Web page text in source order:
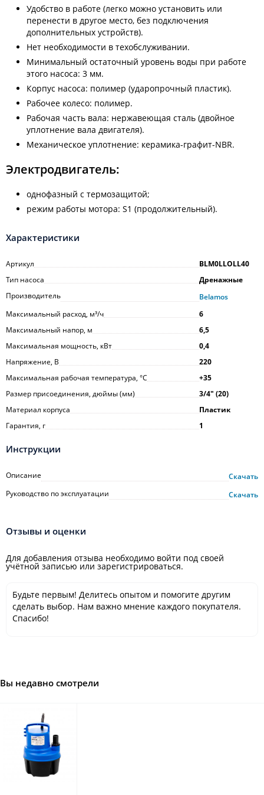
Удобство в работе (легко можно установить или
перенести в другое место, без подключения
дополнительных устройств).
Нет необходимости в техобслуживании.
Минимальный остаточный уровень воды при работе
этого насоса: 3 мм.
Корпус насоса: полимер (ударопрочный пластик).
Рабочее колесо: полимер.
Рабочая часть вала: нержавеющая сталь (двойное
уплотнение вала двигателя).
Механическое уплотнение: керамика-графит-NBR.
Электродвигатель:
однофазный с термозащитой;
режим работы мотора: S1 (продолжительный).
Характеристики
Артикул
BLM0LLOLL40
Тип насоса
Дренажные
Производитель
Belamos
Максимальный расход, м³/ч
6
Максимальный напор, м
6,5
Максимальная мощность, кВт
0,4
Напряжение, В
220
Максимальная рабочая температура, °С
+35
Размер присоединения, дюймы (мм)
3/4ʺ (20)
Материал корпуса
Пластик
Гарантия, г
1
Инструкции
Описание
Скачать
Руководство по эксплуатации
Скачать
Отзывы и оценки
Для добавления отзыва необходимо войти под своей
учётной записью или зарегистрироваться.
Будьте первым! Делитесь опытом и помогите другим
сделать выбор. Нам важно мнение каждого покупателя.
Спасибо!
Вы недавно смотрели